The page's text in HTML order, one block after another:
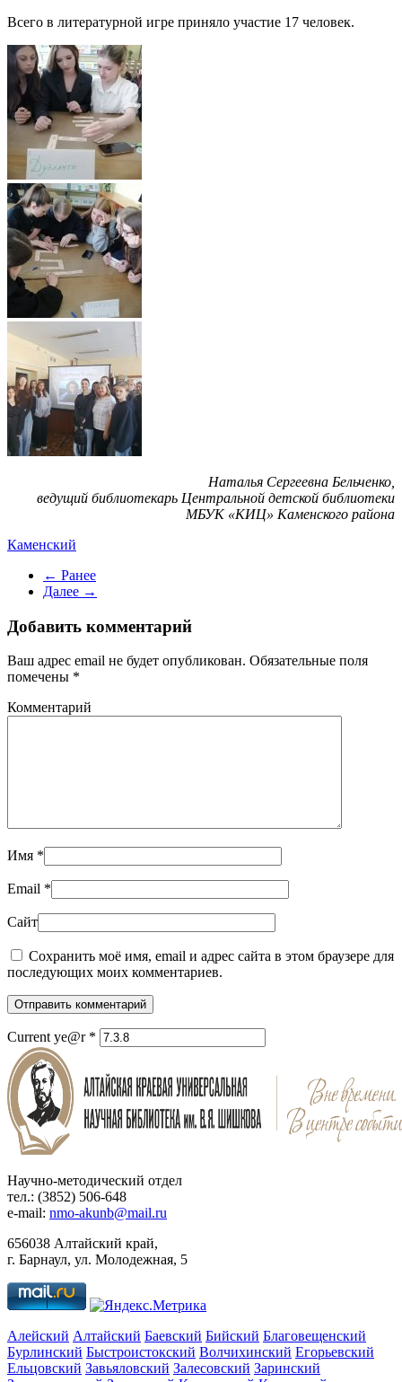
Всего в литературной игре приняло участие 17 человек.
Наталья Сергеевна Бельченко,
ведущий библиотекарь Центральной детской библиотеки
МБУК «КИЦ» Каменского района
Каменский
← Ранее
Далее →
Добавить комментарий
Ваш адрес email не будет опубликован. Обязательные поля
помечены *
Комментарий
Имя *
Email *
Сайт
Сохранить моё имя, email и адрес сайта в этом браузере для
последующих моих комментариев.
Отправить комментарий
Current ye@r *
Научно-методический отдел
тел.: (3852) 506-648
e-mail: nmo-akunb@mail.ru
656038 Алтайский край,
г. Барнаул, ул. Молодежная, 5
Алейский Алтайский Баевский Бийский Благовещенский
Бурлинский Быстроистокский Волчихинский Егорьевский
Ельцовский Завьяловский Залесовский Заринский